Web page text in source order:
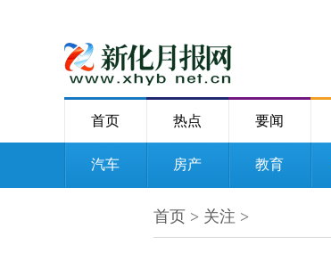
首页 热点 要闻
汽车 房产 教育
首页 > 关注 >